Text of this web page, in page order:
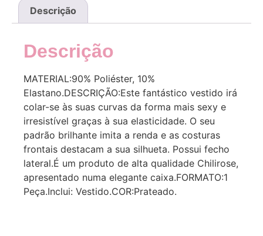
Descrição
Descrição
MATERIAL:90% Poliéster, 10%
Elastano.DESCRIÇÃO:Este fantástico vestido irá
colar-se às suas curvas da forma mais sexy e
irresistível graças à sua elasticidade. O seu
padrão brilhante imita a renda e as costuras
frontais destacam a sua silhueta. Possui fecho
lateral.É um produto de alta qualidade Chilirose,
apresentado numa elegante caixa.FORMATO:1
Peça.Inclui: Vestido.COR:Prateado.